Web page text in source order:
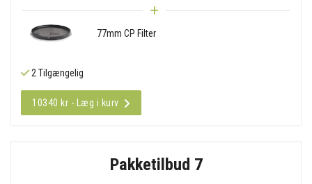
77mm CP Filter
2 Tilgængelig
10340 kr - Læg i kurv
Pakketilbud 7